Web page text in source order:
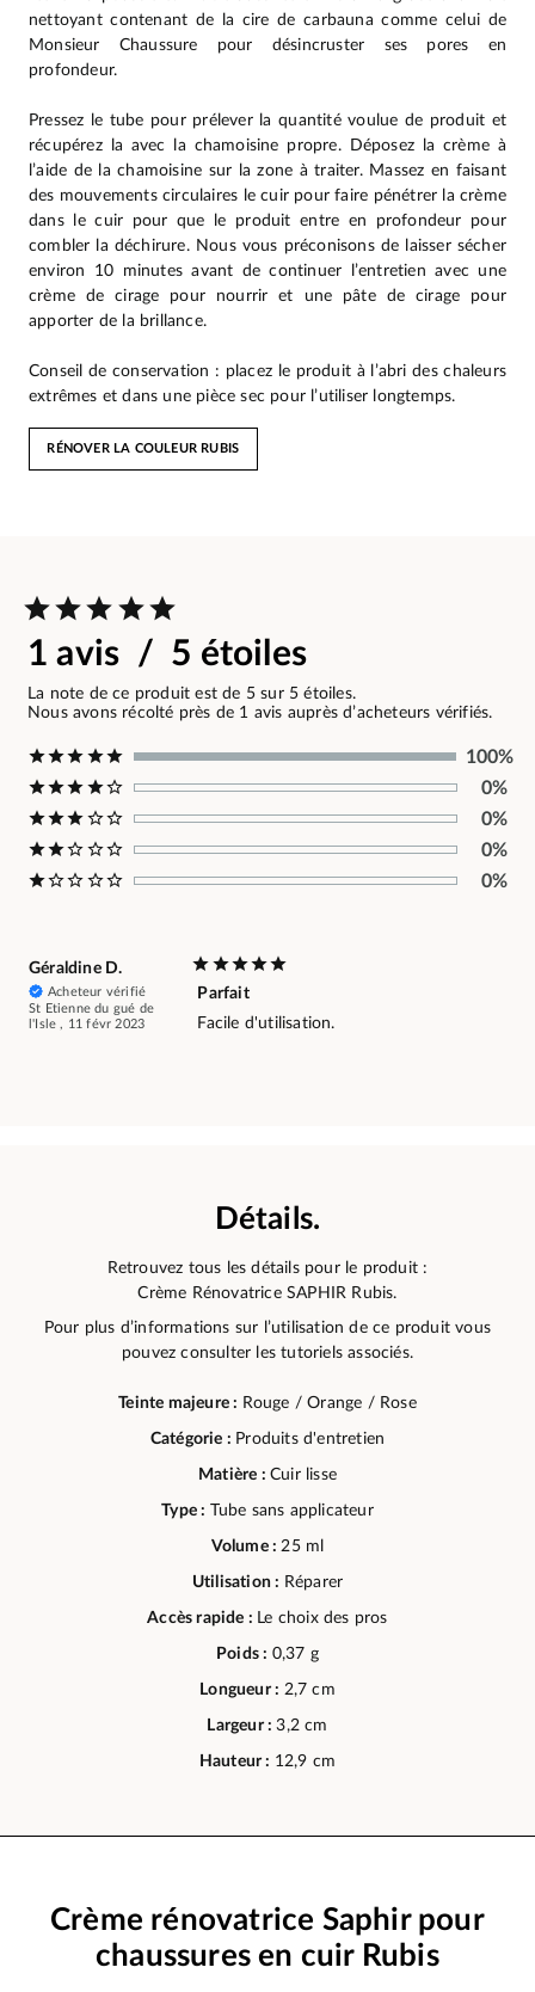
nettoyant contenant de la cire de carbauna comme celui de
Monsieur Chaussure pour désincruster ses pores en
profondeur.
Pressez le tube pour prélever la quantité voulue de produit et
récupérez la avec la chamoisine propre. Déposez la crème à
l’aide de la chamoisine sur la zone à traiter. Massez en faisant
des mouvements circulaires le cuir pour faire pénétrer la crème
dans le cuir pour que le produit entre en profondeur pour
combler la déchirure. Nous vous préconisons de laisser sécher
environ 10 minutes avant de continuer l’entretien avec une
crème de cirage pour nourrir et une pâte de cirage pour
apporter de la brillance.
Conseil de conservation : placez le produit à l’abri des chaleurs
extrêmes et dans une pièce sec pour l’utiliser longtemps.
RÉNOVER LA COULEUR RUBIS
1 avis / 5 étoiles
La note de ce produit est de 5 sur 5 étoiles.
Nous avons récolté près de 1 avis auprès d’acheteurs vérifiés.
100%
0%
0%
0%
0%
Géraldine D.
Acheteur vérifié
St Etienne du gué de
l'Isle , 11 févr 2023
Parfait
Facile d'utilisation.
Détails.
Retrouvez tous les détails pour le produit :
Crème Rénovatrice SAPHIR Rubis.
Pour plus d’informations sur l’utilisation de ce produit vous
pouvez consulter les tutoriels associés.
Teinte majeure : Rouge / Orange / Rose
Catégorie : Produits d'entretien
Matière : Cuir lisse
Type : Tube sans applicateur
Volume :25 ml
Utilisation : Réparer
Accès rapide : Le choix des pros
Poids : 0,37 g
Longueur : 2,7 cm
Largeur :3,2 cm
Hauteur : 12,9 cm
Crème rénovatrice Saphir pour
chaussures en cuir Rubis